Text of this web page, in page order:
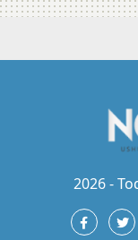
2026 -